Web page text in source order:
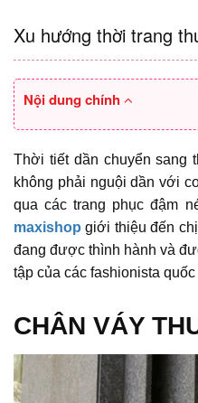
Xu hướng thời trang
Nội dung chính
Thời tiết dần chuyển sang
không phải nguội dần với
qua các trang phục đậm
maxishop giới thiệu đến
đang được thình hành và
tập của các fashionista quốc
CHÂN VÁY